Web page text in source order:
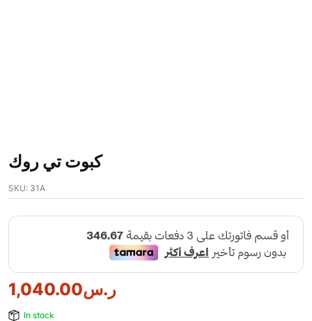
كبوت تي روك
SKU: 31A
ر.س1,040.00
In stock